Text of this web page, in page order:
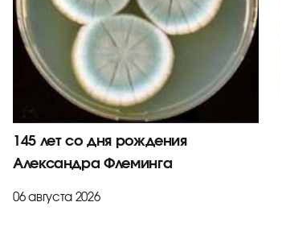
145 лет со дня рождения
Александра Флеминга
06 августа 2026